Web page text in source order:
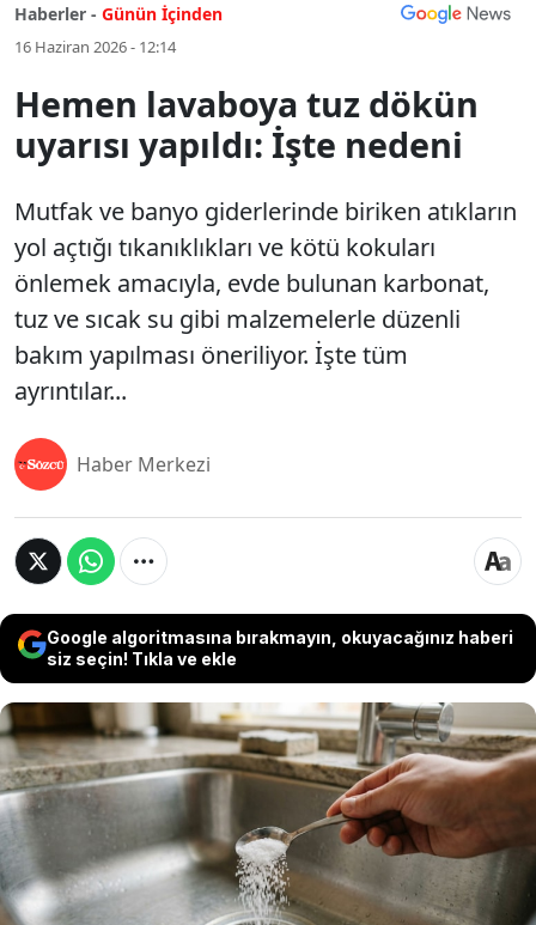
Haberler - Günün İçinden
16 Haziran 2026 - 12:14
Hemen lavaboya tuz dökün
uyarısı yapıldı: İşte nedeni
Mutfak ve banyo giderlerinde biriken atıkların
yol açtığı tıkanıklıkları ve kötü kokuları
önlemek amacıyla, evde bulunan karbonat,
tuz ve sıcak su gibi malzemelerle düzenli
bakım yapılması öneriliyor. İşte tüm
ayrıntılar...
Haber Merkezi
Google algoritmasına bırakmayın, okuyacağınız haberi
siz seçin! Tıkla ve ekle
Mutfak ve banyo giderlerinde biriken atıkların
yol açtığı tıkanıklıkları ve kötü kokuları
önlemek amacıyla, evde bulunan karbonat,
tuz ve sıcak su gibi malzemelerle düzenli
bakım yapılması öneriliyor. İşte tüm ayrıntılar...